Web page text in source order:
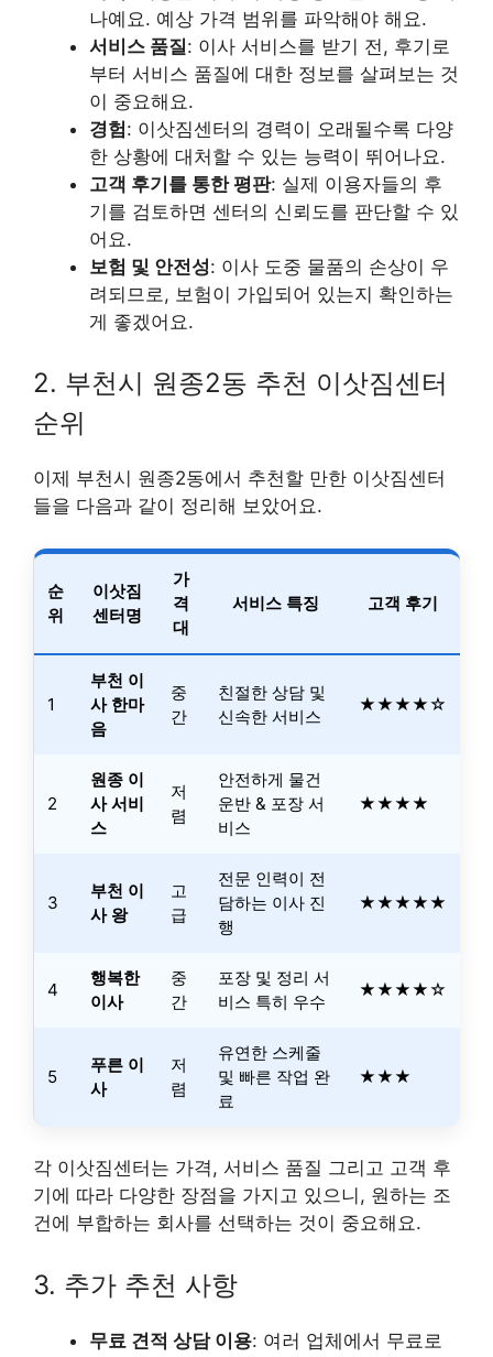
나예요. 예상 가격 범위를 파악해야 해요.
서비스 품질: 이사 서비스를 받기 전, 후기로
부터 서비스 품질에 대한 정보를 살펴보는 것
이 중요해요.
경험: 이삿짐센터의 경력이 오래될수록 다양
한 상황에 대처할 수 있는 능력이 뛰어나요.
고객 후기를 통한 평판: 실제 이용자들의 후
기를 검토하면 센터의 신뢰도를 판단할 수 있
어요.
보험 및 안전성: 이사 도중 물품의 손상이 우
려되므로, 보험이 가입되어 있는지 확인하는
게 좋겠어요.
2. 부천시 원종2동 추천 이삿짐센터
순위
이제 부천시 원종2동에서 추천할 만한 이삿짐센터
들을 다음과 같이 정리해 보았어요.
순
위
이삿짐
센터명
가
격
대
서비스 특징 고객 후기
1
부천 이
사 한마
음
중
간
친절한 상담 및
신속한 서비스
★★★★☆
2
원종 이
사 서비
스
저
렴
안전하게 물건
운반 & 포장 서
비스
★★★★
3
부천 이
사 왕
고
급
전문 인력이 전
담하는 이사 진
행
★★★★★
4
행복한
이사
중
간
포장 및 정리 서
비스 특히 우수
★★★★☆
5
푸른 이
사
저
렴
유연한 스케줄
및 빠른 작업 완
료
★★★
각 이삿짐센터는 가격, 서비스 품질 그리고 고객 후
기에 따라 다양한 장점을 가지고 있으니, 원하는 조
건에 부합하는 회사를 선택하는 것이 중요해요.
3. 추가 추천 사항
무료 견적 상담 이용: 여러 업체에서 무료로